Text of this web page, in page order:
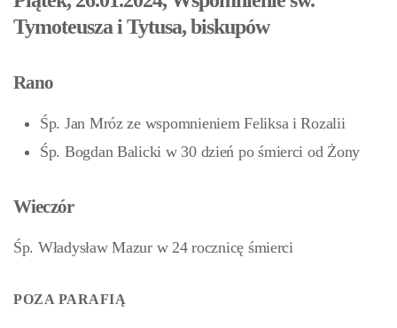
Tymoteusza i Tytusa, biskupów
Rano
Śp. Jan Mróz ze wspomnieniem Feliksa i Rozalii
Śp. Bogdan Balicki w 30 dzień po śmierci od Żony
Wieczór
Śp. Władysław Mazur w 24 rocznicę śmierci
POZA PARAFIĄ